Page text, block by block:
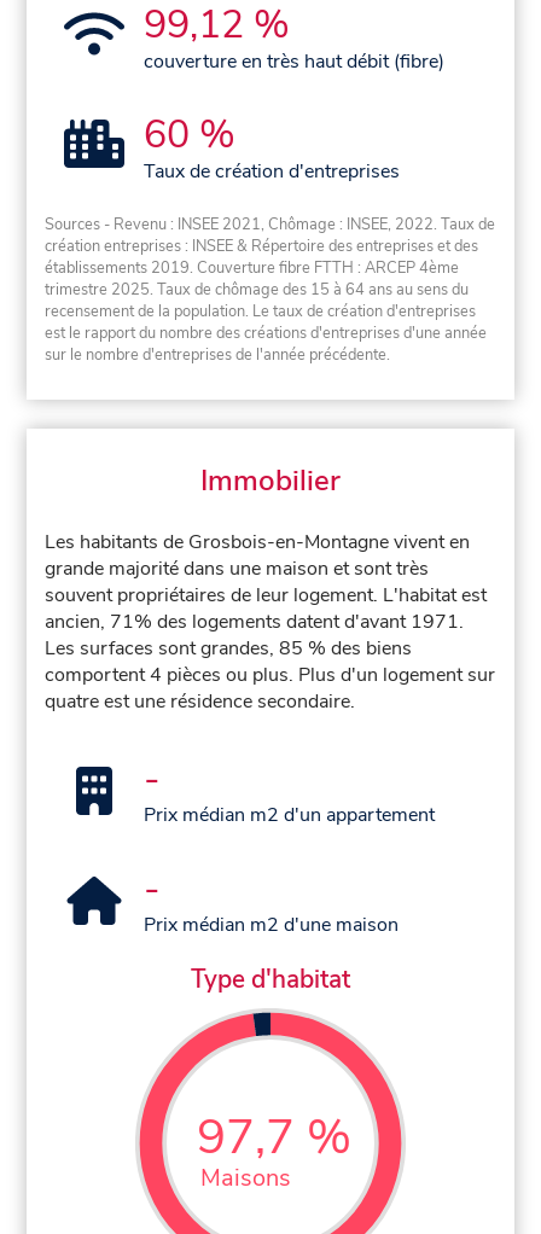
99,12 %
couverture en très haut débit (fibre)
60 %
Taux de création d'entreprises
Sources - Revenu : INSEE 2021, Chômage : INSEE, 2022. Taux de
création entreprises : INSEE & Répertoire des entreprises et des
établissements 2019. Couverture fibre FTTH : ARCEP 4ème
trimestre 2025. Taux de chômage des 15 à 64 ans au sens du
recensement de la population. Le taux de création d'entreprises
est le rapport du nombre des créations d'entreprises d'une année
sur le nombre d'entreprises de l'année précédente.
Immobilier
Les habitants de Grosbois-en-Montagne vivent en
grande majorité dans une maison et sont très
souvent propriétaires de leur logement. L'habitat est
ancien, 71% des logements datent d'avant 1971.
Les surfaces sont grandes, 85 % des biens
comportent 4 pièces ou plus. Plus d'un logement sur
quatre est une résidence secondaire.
-
Prix médian m2 d'un appartement
-
Prix médian m2 d'une maison
Type d'habitat
97,7 %
Maisons